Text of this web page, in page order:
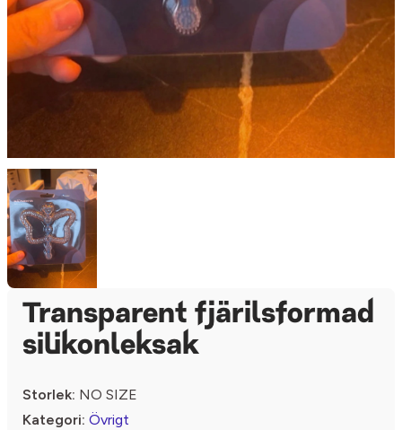
Transparent fjärilsformad
silikonleksak
Storlek: NO SIZE
Kategori: Övrigt